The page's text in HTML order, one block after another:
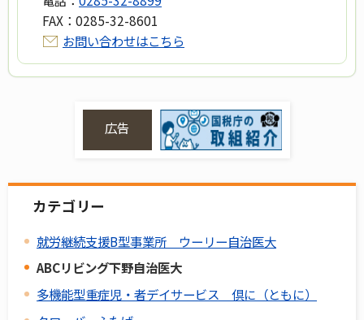
FAX： 0285-32-8601
お問い合わせはこちら
広告
カテゴリー
就労継続支援B型事業所 ウーリー自治医大
ABCリビング下野自治医大
多機能型重症児・者デイサービス 倶に（ともに）